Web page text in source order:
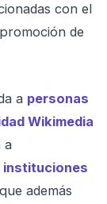
con el
de
a personas
Wikimedia
a
instituciones
además